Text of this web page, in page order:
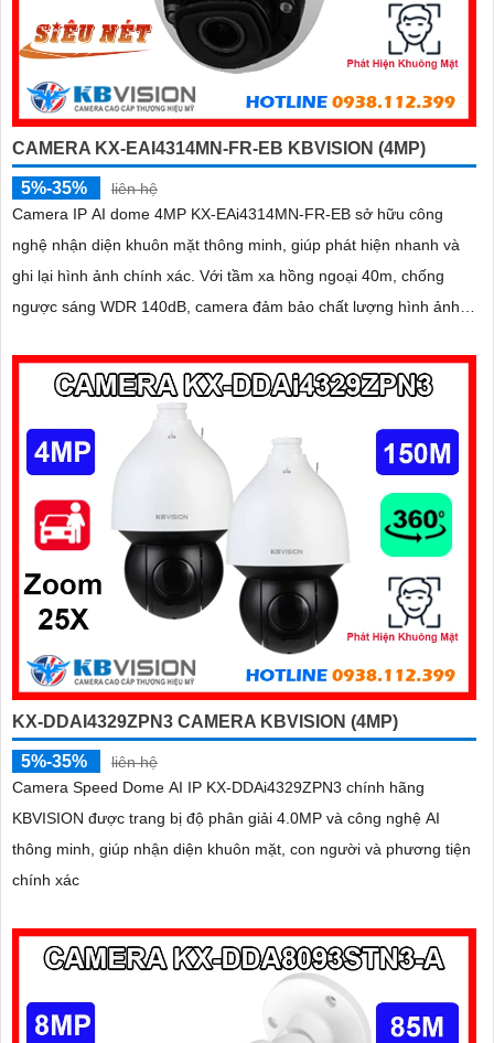
CAMERA KX-EAI4314MN-FR-EB KBVISION (4MP)
5%-35%
liên hệ
Camera IP AI dome 4MP KX-EAi4314MN-FR-EB sở hữu công
nghệ nhận diện khuôn mặt thông minh, giúp phát hiện nhanh và
ghi lại hình ảnh chính xác. Với tầm xa hồng ngoại 40m, chống
ngược sáng WDR 140dB, camera đảm bảo chất lượng hình ảnh
KX-DDAI4329ZPN3 CAMERA KBVISION (4MP)
5%-35%
liên hệ
Camera Speed Dome AI IP KX-DDAi4329ZPN3 chính hãng
KBVISION được trang bị độ phân giải 4.0MP và công nghệ AI
thông minh, giúp nhận diện khuôn mặt, con người và phương tiện
chính xác